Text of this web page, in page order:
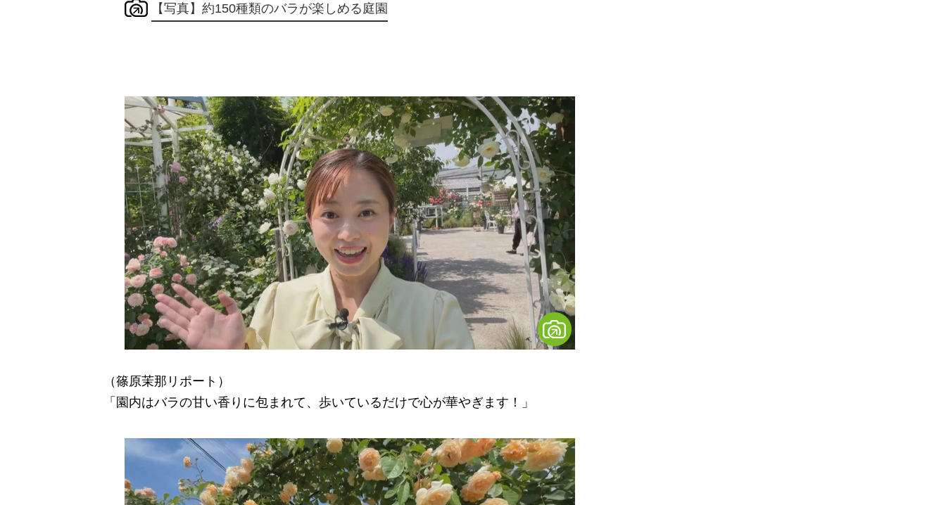
【写真】約150種類のバラが楽しめる庭園
（篠原茉那リポート）
「園内はバラの甘い香りに包まれて、歩いているだけで心が華やぎます！」